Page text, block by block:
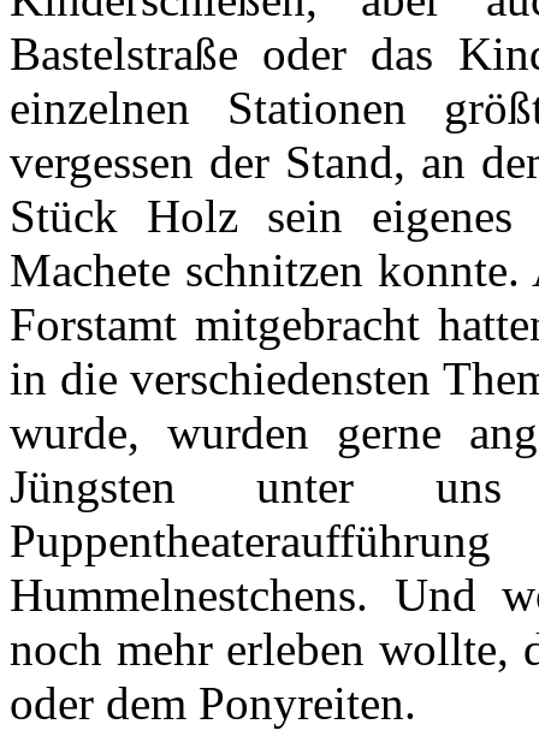
Bastelstraße oder das
einzelnen Stationen
vergessen der Stand, an
Stück Holz sein eigenes
Machete schnitzen
Forstamt mitgebracht
in die verschiedensten
wurde, wurden gerne
Jüngsten unter
Hummelnestchens. Und
noch mehr erleben wollte,
oder dem Ponyreiten.